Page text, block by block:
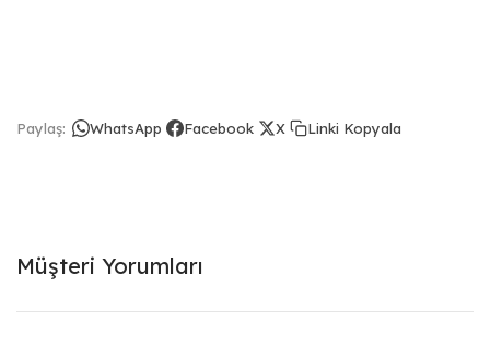
Paylaş: WhatsApp Facebook X Linki Kopyala
Müşteri Yorumları